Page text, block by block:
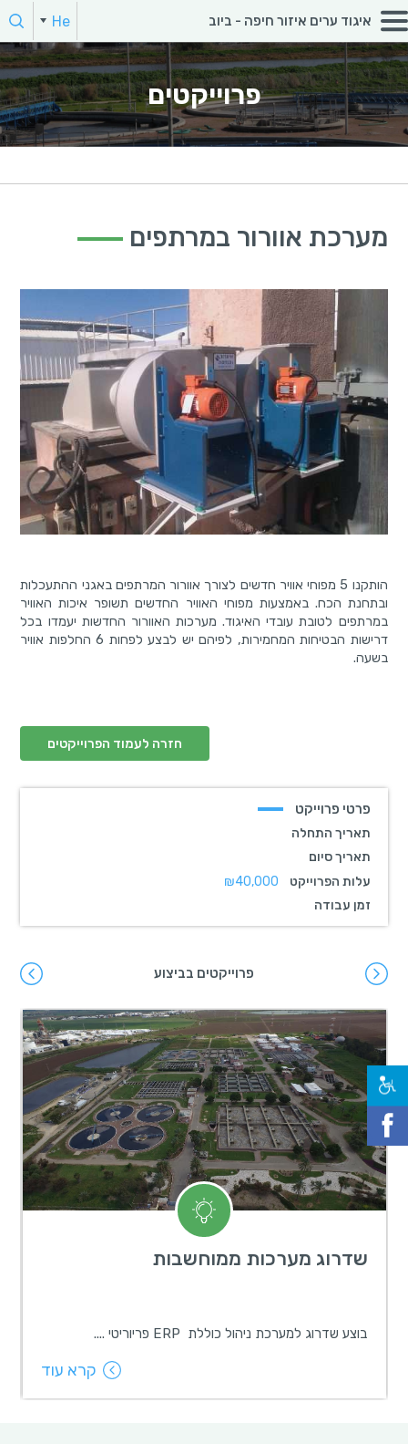
חפש:
הקלד מילת חיפוש
איגוד ערים איזור חיפה - ביוב
He
En
פרוייקטים
מערכת אוורור במרתפים
הותקנו 5 מפוחי אוויר חדשים לצורך אוורור המרתפים באגני ההתעכלות
ובתחנת הכח. באמצעות מפוחי האוויר החדשים תשופר איכות האוויר
במרתפים לטובת עובדי האיגוד. מערכות האוורור החדשות יעמדו בכל
דרישות הבטיחות המחמירות, לפיהם יש לבצע לפחות 6 החלפות אוויר
בשעה.
חזרה לעמוד הפרוייקטים
פרטי פרוייקט
תאריך התחלה
תאריך סיום
עלות הפרוייקט
זמן עבודה
₪40,000
פרוייקטים בביצוע
שדרוג מערכות ממוחשבות
בוצע שדרוג למערכת ניהול כוללת ERP פריוריטי ....
קרא עוד